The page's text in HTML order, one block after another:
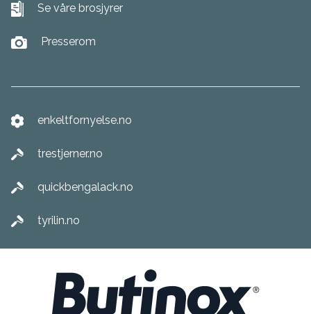
Se våre brosjyrer
Presserom
enkeltfornyelse.no
trestjerner.no
quickbengalack.no
tyrilin.no